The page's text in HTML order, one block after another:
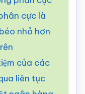
cực là
nhỏ hơn
của các
liên tục